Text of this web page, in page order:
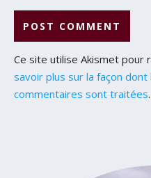
Ce site utilise Akismet pour
savoir plus sur la façon
commentaires sont traitées.